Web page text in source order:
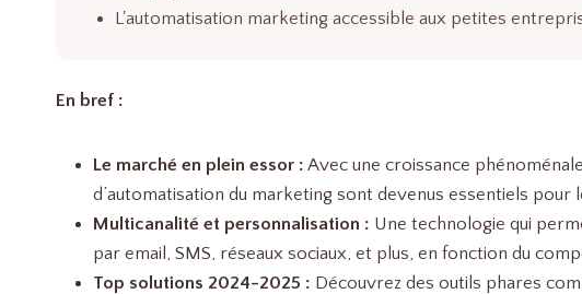
L'automatisation marketing accessible aux petites
En bref :
Le marché en plein essor : Avec une croissance
d’automatisation du marketing sont devenus essentiels
Multicanalité et personnalisation : Une technologie qui
par email, SMS, réseaux sociaux, et plus, en fonction du
Top solutions 2024-2025 : Découvrez des outils phares